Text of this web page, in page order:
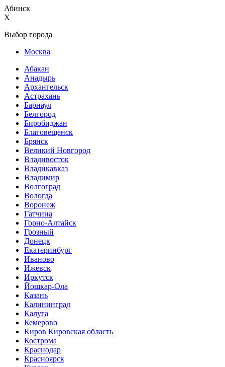
Абинск
X
Выбор города
Москва
Абакан
Анадырь
Архангельск
Астрахань
Барнаул
Белгород
Биробиджан
Благовещенск
Брянск
Великий Новгород
Владивосток
Владикавказ
Владимир
Волгоград
Вологда
Воронеж
Гатчина
Горно-Алтайск
Грозный
Донецк
Екатеринбург
Иваново
Ижевск
Иркутск
Йошкар-Ола
Казань
Калининград
Калуга
Кемерово
Киров Кировская область
Кострома
Краснодар
Красноярск